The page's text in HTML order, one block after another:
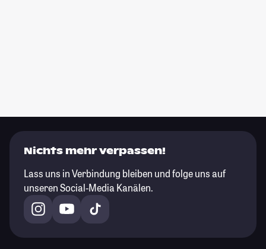
Nichts mehr verpassen!
Lass uns in Verbindung bleiben und folge uns auf
unseren Social-Media Kanälen.